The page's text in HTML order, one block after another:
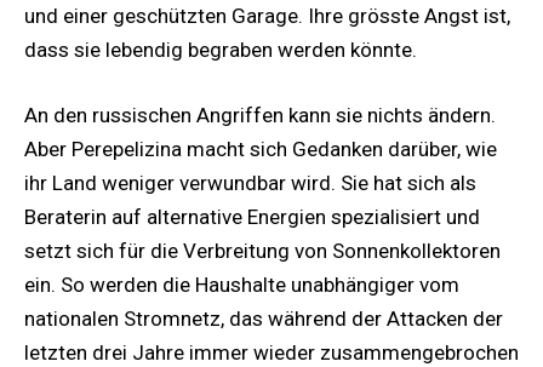
und einer geschützten Garage. Ihre grösste Angst ist,
dass sie lebendig begraben werden könnte.
An den russischen Angriffen kann sie nichts ändern.
Aber Perepelizina macht sich Gedanken darüber, wie
ihr Land weniger verwundbar wird. Sie hat sich als
Beraterin auf alternative Energien spezialisiert und
setzt sich für die Verbreitung von Sonnenkollektoren
ein. So werden die Haushalte unabhängiger vom
nationalen Stromnetz, das während der Attacken der
letzten drei Jahre immer wieder zusammengebrochen